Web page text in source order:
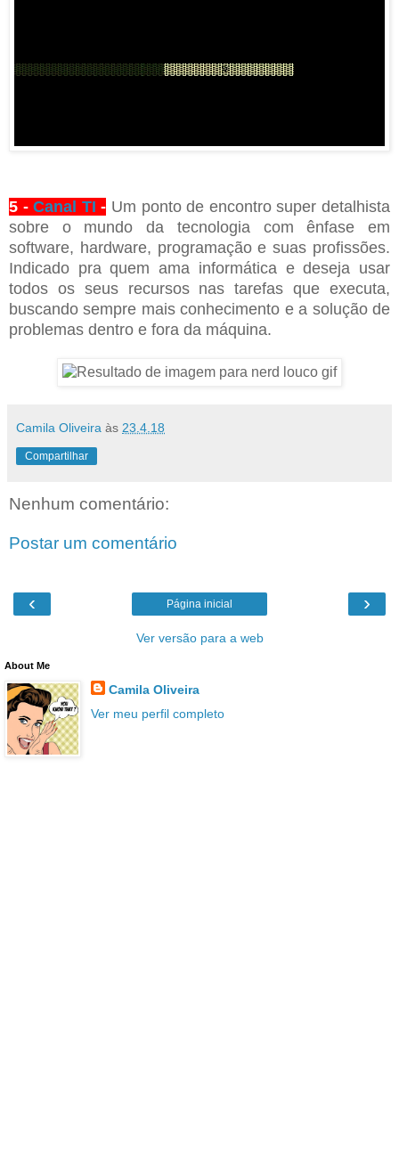
5 -Canal TI - Um ponto de encontro super detalhista
sobre o mundo da tecnologia com ênfase em
software, hardware, programação e suas profissões.
Indicado pra quem ama informática e deseja usar
todos os seus recursos nas tarefas que executa,
buscando sempre mais conhecimento e a solução de
problemas dentro e fora da máquina.
Camila Oliveira às 23.4.18
Compartilhar
Nenhum comentário:
Postar um comentário
‹ ›
Página inicial
Ver versão para a web
About Me
Camila Oliveira
Ver meu perfil completo